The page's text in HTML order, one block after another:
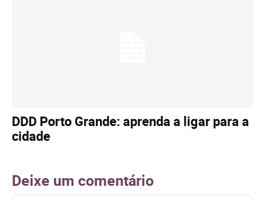
DDD Porto Grande: aprenda a ligar para a
cidade
Deixe um comentário